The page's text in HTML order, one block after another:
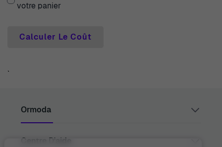
votre panier
Calculer Le Coût
`
Ormoda
Juul Grietensstraat 9/11, 2140 Antwerp, Belgium
Centre D'aide